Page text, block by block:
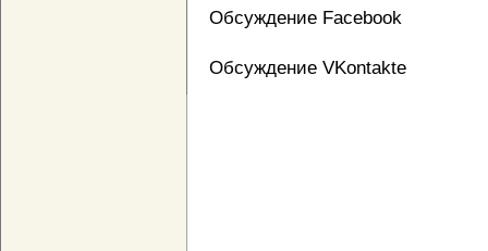
Обсуждение Facebook
Обсуждение VKontakte